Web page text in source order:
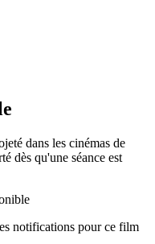
dans les cinémas de
dès qu'une séance est
notifications pour ce film